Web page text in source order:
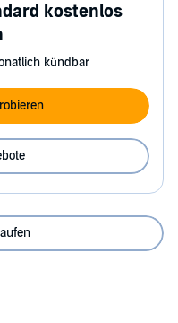
kostenlos
kündbar